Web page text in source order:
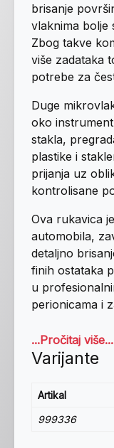
brisanje
vlaknima bolje
Zbog takve
više zadataka
potrebe za
Duge
oko
stakla,
plastike i
prijanja uz
kontrolisane
Ova rukavica
automobila,
detaljno
finih ostataka
u
perionicama i
...Pročitaj više...
Varijante
Artikal
999336